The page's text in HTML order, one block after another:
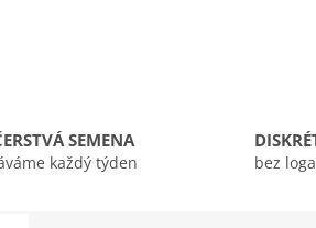
SEMENA
každý týden bez